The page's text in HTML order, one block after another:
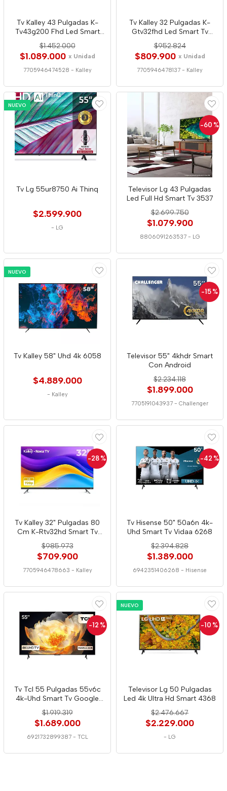
Tv Kalley 43 Pulgadas K-
Tv43g200 Fhd Led Smart
Google 4528
$1.452.000
$1.089.000 x Unidad
7705946474528 - Kalley
Tv Kalley 32 Pulgadas K-
Gtv32fhd Led Smart Tv
Google 8137
$952.824
$809.900 x Unidad
7705946478137 - Kalley
NUEVO
Tv Lg 55ur8750 Ai Thinq
$2.599.900
- LG
-60 %
Televisor Lg 43 Pulgadas
Led Full Hd Smart Tv 3537
$2.699.750
$1.079.900
8806091263537 - LG
NUEVO
Tv Kalley 58" Uhd 4k 6058
$4.889.000
- Kalley
-15 %
Televisor 55" 4khdr Smart
Con Android
$2.234.118
$1.899.000
7705191043937 - Challenger
-28 %
Tv Kalley 32" Pulgadas 80
Cm K-Rtv32hd Smart Tv
$985.973
$709.900
7705946478663 - Kalley
-42 %
Tv Hisense 50" 50a6n 4k-
Uhd Smart Tv Vidaa 6268
$2.394.828
$1.389.000
6942351406268 - Hisense
-12 %
Tv Tcl 55 Pulgadas 55v6c
4k-Uhd Smart Tv Google
$1.919.319
$1.689.000
6921732899387 - TCL
NUEVO
-10 %
Televisor Lg 50 Pulgadas
Led 4k Ultra Hd Smart 4368
$2.476.667
$2.229.000
- LG